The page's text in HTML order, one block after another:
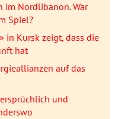
im Nordlibanon. War
Spiel?
in Kursk zeigt, dass die
hat
auf das
und